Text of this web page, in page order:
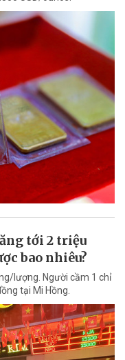
tới 2 triệu
bao nhiêu?
lượng. Người cầm 1 chỉ
tại Mi Hồng.